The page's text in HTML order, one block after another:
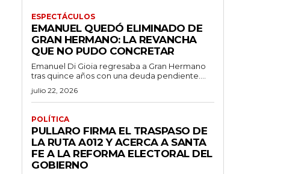
ESPECTÁCULOS
EMANUEL QUEDÓ ELIMINADO DE
GRAN HERMANO: LA REVANCHA
QUE NO PUDO CONCRETAR
Emanuel Di Gioia regresaba a Gran Hermano
tras quince años con una deuda pendiente....
julio 22, 2026
POLÍTICA
PULLARO FIRMA EL TRASPASO DE
LA RUTA A012 Y ACERCA A SANTA
FE A LA REFORMA ELECTORAL DEL
GOBIERNO